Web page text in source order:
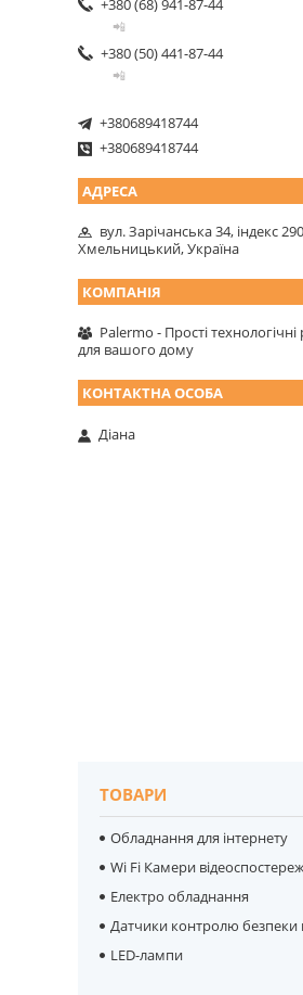
📲
+380 (50) 441-87-44
📲
+380689418744
+380689418744
вул. Зарічанська 34, індекс
Хмельницький, Україна
Palermo - Прості
для вашого дому
Діана
ТОВАРИ
Обладнання для інтернету
Wi Fi Камери
Електро обладнання
Датчики контролю безпеки
LED-лампи